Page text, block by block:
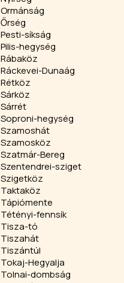
Ormánság
Őrség
Pesti-síkság
Pilis-hegység
Rábaköz
Ráckevei-Dunaág
Rétköz
Sárköz
Sárrét
Soproni-hegység
Szamoshát
Szamosköz
Szatmár-Bereg
Szentendrei-sziget
Szigetköz
Taktaköz
Tápiómente
Tétényi-fennsík
Tisza-tó
Tiszahát
Tiszántúl
Tokaj-Hegyalja
Tolnai-dombság